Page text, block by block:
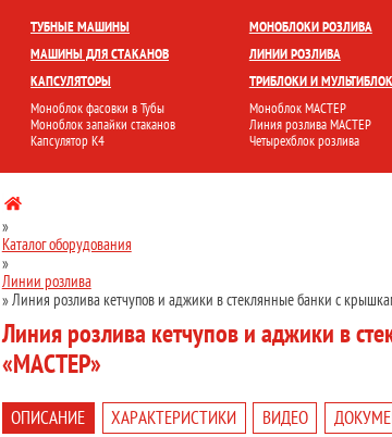
ТУБНЫЕ МАШИНЫ
МАШИНЫ ДЛЯ СТАКАНОВ
КАПСУЛЯТОРЫ
Моноблок фасовки в Тубы
Моноблок запайки стаканов
Капсулятор К4
МОНОБЛОКИ РОЗЛИВА
ЛИНИИ РОЗЛИВА
ТРИБЛОКИ И
Моноблок МАСТЕР
Линия розлива МАСТЕР
Четырехблок розлива
КОМПЛЕКСНЫЕ ЛИНИИ УКУПОРКА РОЗЛИВ
»
Каталог оборудования
»
Линии розлива
»Линия розлива кетчупов и аджики в стеклянные банки с
Линия розлива кетчупов и аджики в
«МАСТЕР»
ОПИСАНИЕ ХАРАКТЕРИСТИКИ ВИДЕО